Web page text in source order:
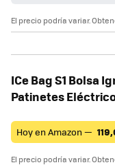
El precio podría variar.
ICe Bag S1 Bolsa
Patinetes
Hoy en Amazon —
El precio podría variar.